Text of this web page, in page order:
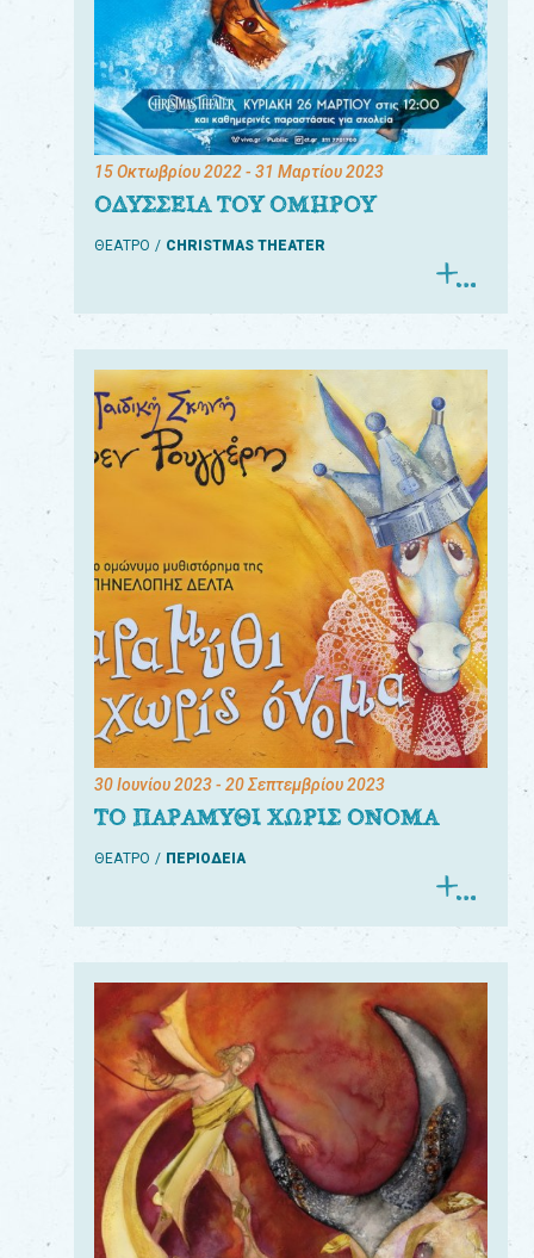
15 Οκτωβρίου 2022- 31 Μαρτίου 2023
ΟΔΥΣΣΕΙΑ ΤΟΥ ΟΜΗΡΟΥ
ΘΕΑΤΡΟ CHRISTMAS THEATER
30 Ιουνίου 2023- 20 Σεπτεμβρίου 2023
ΤΟ ΠΑΡΑΜΥΘΙ ΧΩΡΙΣ ΟΝΟΜΑ
ΘΕΑΤΡΟ ΠΕΡΙΟΔΕΙΑ